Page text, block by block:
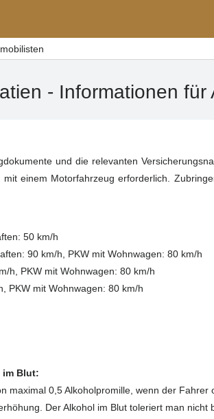
- Informationen für
und die relevanten
einem Motorfahrzeug erforderlich.
50 km/h
90 km/h, PKW mit Wohnwagen: 80 km/h
h, PKW mit Wohnwagen: 80 km/h
PKW mit Wohnwagen: 80 km/h
im Blut:
maximal 0,5 Alkoholpromille, wenn der
Der Alkohol im Blut toleriert man